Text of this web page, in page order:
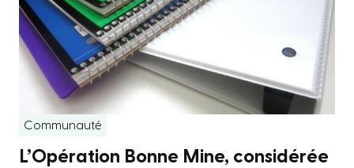
Communauté
L’Opération Bonne Mine, considérée